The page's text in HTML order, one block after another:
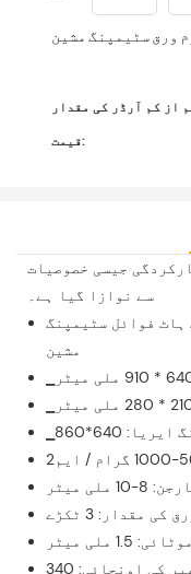
ورق سٹیمپنگ مشین
قیمت:
جیسی خصوصیات
سے نوازا گیا ہے۔
ہاٹ فوائل سٹیمپنگ
مشین
ملی میٹر
کی مقدار: 3 ٹکڑے
ملی میٹر